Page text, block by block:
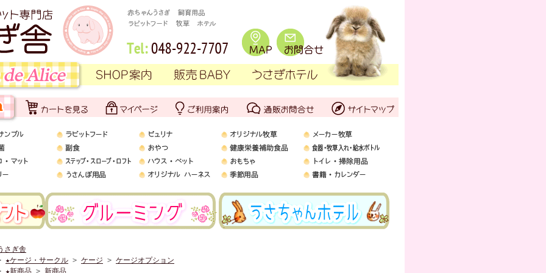
さぎ舎
★ケージ・サークル > ケージ > ケージオプション
★新商品 > 新商品